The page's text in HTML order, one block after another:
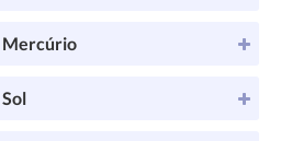
Mercúrio
Sol